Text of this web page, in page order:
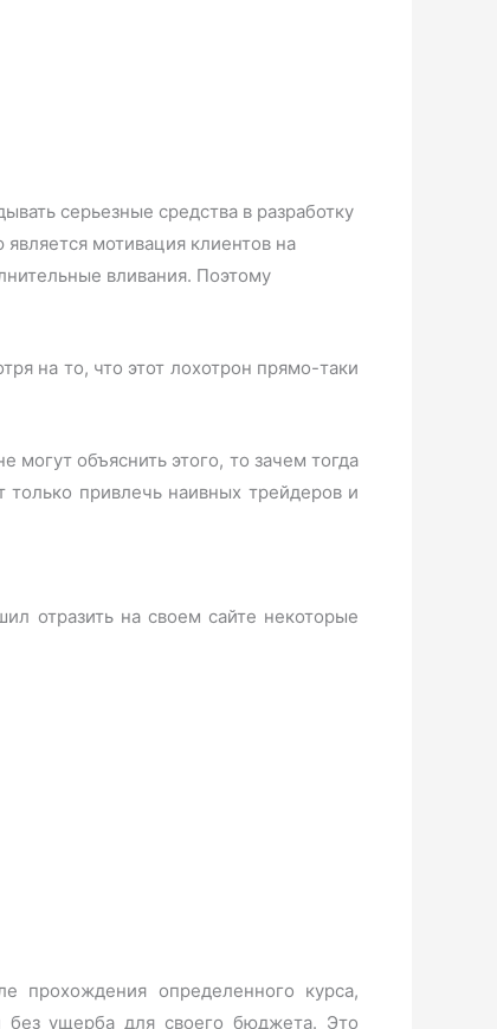
серьезные средства в разработку
мотивация клиентов на
вливания. Поэтому
на то, что этот лохотрон прямо-таки
объяснить этого, то зачем тогда
привлечь наивных трейдеров и
отразить на своем сайте некоторые
прохождения определенного курса,
без ущерба для своего бюджета. Это